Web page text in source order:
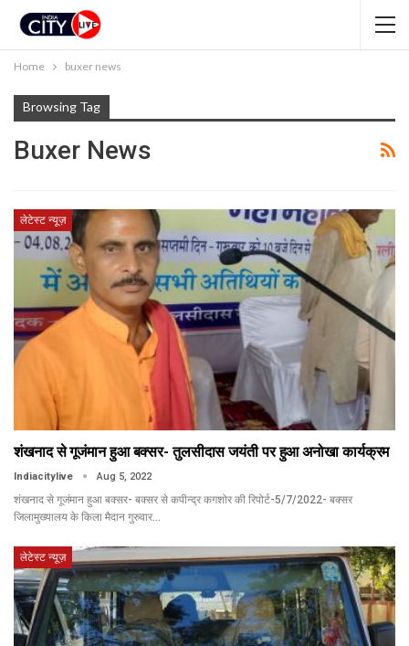
Home buxer news
Browsing Tag
Buxer News
लेटेस्ट न्यूज़
शंखनाद से गूजंमान हुआ बक्सर- तुलसीदास जयंती पर हुआ अनोखा कार्यक्रम
Indiacitylive Aug 5, 2022
शंखनाद से गूजंमान हुआ बक्सर- बक्सर से कपीन्द्र कगशोर की रिपोर्ट-5/7/2022- बक्सर
जिलामुख्यालय के किला मैदान गुरुवार…
लेटेस्ट न्यूज़